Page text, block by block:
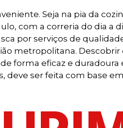
Seja na pia da
com a correria do dia
por serviços de
metropolitana.
forma eficaz e
deve ser feita com base